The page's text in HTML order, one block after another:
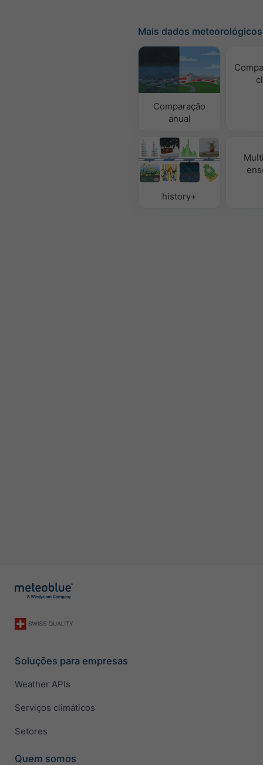
Mais dados meteorológicos
Comparação
anual
history+
Soluções para empresas
Weather APIs
Serviços climáticos
Setores
Quem somos